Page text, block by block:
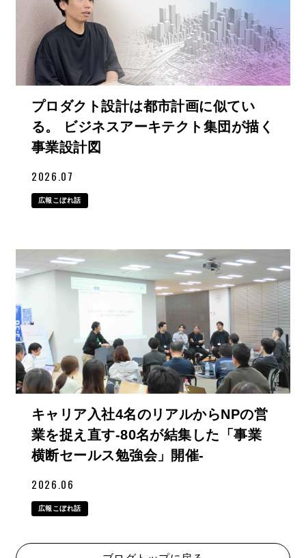
プロダクト設計は都市計画に似てい
る。 ビジネスアーキテクト集団が描く
事業設計図
2026.07
広報こぼれ話
キャリア入社4名のリアルからNPの営
業を捉え直す-80名が結集した「事業
横断セールス勉強会」開催-
2026.06
広報こぼれ話